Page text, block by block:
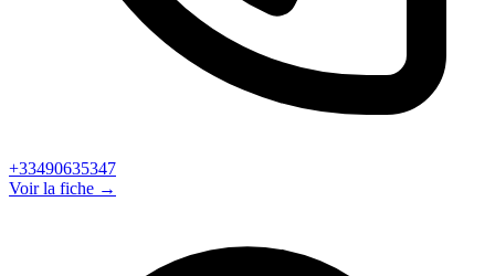
+33490635347
Voir la fiche →